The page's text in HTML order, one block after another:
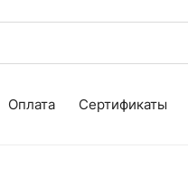
Оплата Сертификаты